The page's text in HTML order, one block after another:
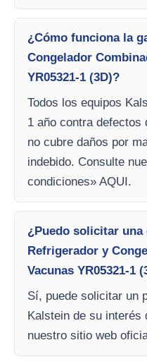
¿Cómo funciona la
Congelador
YR05321-1 (3D)?
Todos los equipos
1 año contra defectos
no cubre daños por
indebido. Consulte
condiciones» AQUI.
¿Puedo solicitar
Refrigerador y
Vacunas YR05321-1
Sí, puede solicitar un
Kalstein de su interés
nuestro sitio web